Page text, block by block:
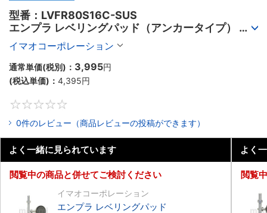
型番：LVFR80S16C-SUS
エンプラ レベリングパッド（アンカータイプ）
（LVF80,LVFR80）
イマオコーポレーション
通常単価(税別)： 3,995円
(税込単価)： 4,395円
0件のレビュー（商品レビューの投稿ができます）
よく一緒に見られています
閲覧中の商品と併せてご検討ください
イマオコーポレーション
エンプラ レベリングパッド
よく
閲覧